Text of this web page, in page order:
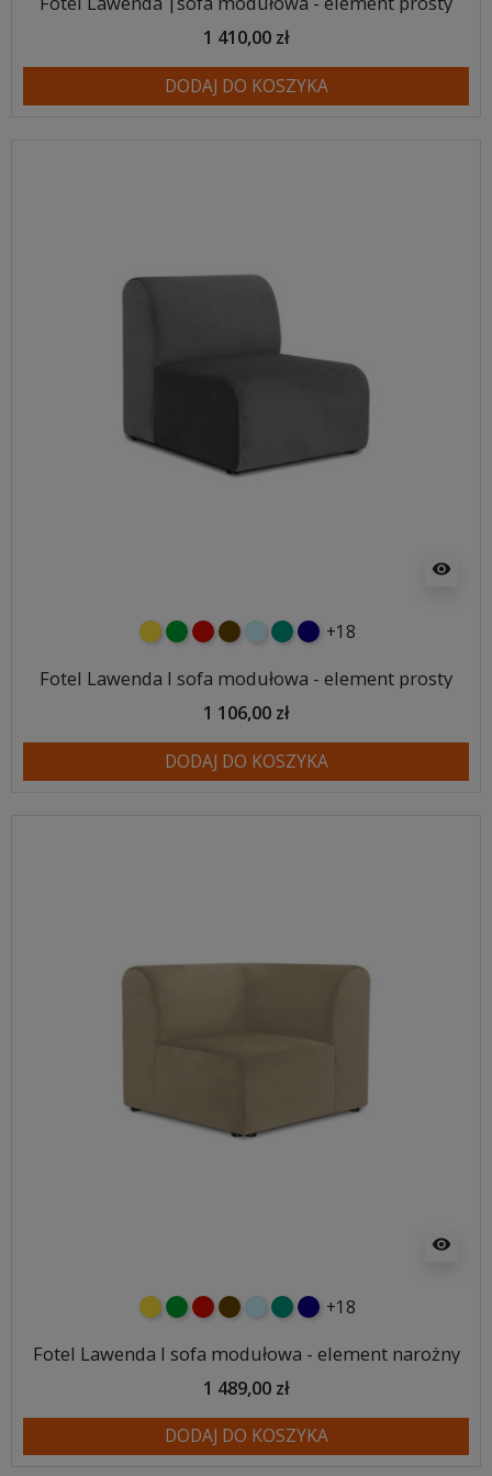
1 410,00 zł
DODAJ DO KOSZYKA
visibility
żółtyzielonyczerwony
czekoladowy
błękitnyturkusowy
granatowy
+18
Fotel Lawenda I sofa modułowa - element prosty
1 106,00 zł
DODAJ DO KOSZYKA
visibility
żółtyzielonyczerwony
czekoladowy
błękitnyturkusowy
granatowy
+18
Fotel Lawenda I sofa modułowa - element narożny
1 489,00 zł
DODAJ DO KOSZYKA